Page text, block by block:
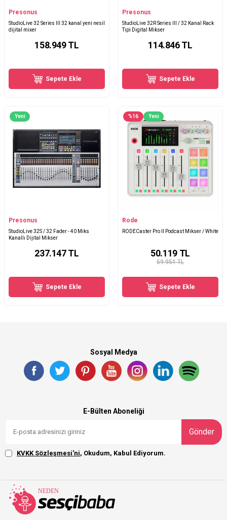
Presonus
StudioLive 32 Series III 32 kanal yeni nesil
dijital mixer
158.949TL
Sepete Ekle
Presonus
StudioLive 32R Series III / 32 Kanal Rack
Tipi Digital Mikser
114.846TL
Sepete Ekle
Yeni
Presonus
StudioLive 32S / 32 Fader - 40 Miks
Kanallı Dijital Mikser
237.147TL
Sepete Ekle
%16 Yeni
Rode
RODECaster Pro II Podcast Mikser / White
59.951 TL
50.119TL
Sepete Ekle
Sosyal Medya
E-Bülten Aboneliği
Gönder
KVKK Sözleşmesi'ni, Okudum, Kabul Ediyorum.